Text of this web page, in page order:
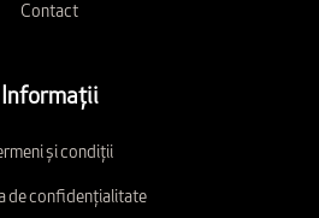
Contact
Informații
și condiții
de confidențialitate